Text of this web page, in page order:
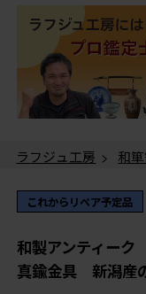
ラフジュ工房 > 和
(R-078304)
ラフジュ工房 > 和箪
ク 前面(欅材) 天板
帳場箪笥 (R-078304)
これからリペア予定品
和製アンティー
真鍮金具 新潟産